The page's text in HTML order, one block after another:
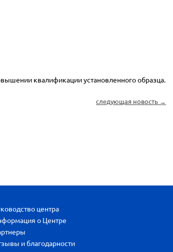
квалификации установленного образца.
следующая новость →
центра
о Центре
и благодарности